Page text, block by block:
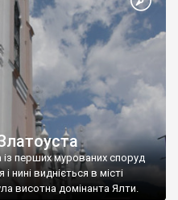
перших мурованих споруд
нині видніється в місті
висотна домінанта Ялти.